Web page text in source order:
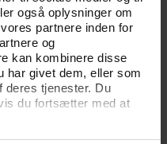
også oplysninger om
partnere inden for
og
kan kombinere disse
har givet dem, eller som
deres tjenester. Du
du fortsætter med at